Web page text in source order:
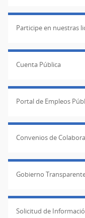
Participe en nuestras
Cuenta Pública
Portal de Empleos
Convenios de
Gobierno
Solicitud de